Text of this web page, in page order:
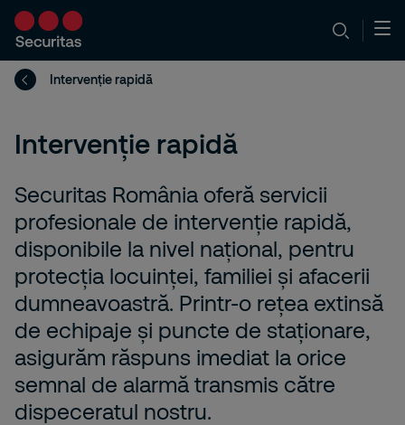
Intervenție rapidă
Intervenție rapidă
Securitas România oferă servicii
profesionale de intervenție rapidă,
disponibile la nivel național, pentru
protecția locuinței, familiei și afacerii
dumneavoastră. Printr-o rețea extinsă
de echipaje și puncte de staționare,
asigurăm răspuns imediat la orice
semnal de alarmă transmis către
dispeceratul nostru.